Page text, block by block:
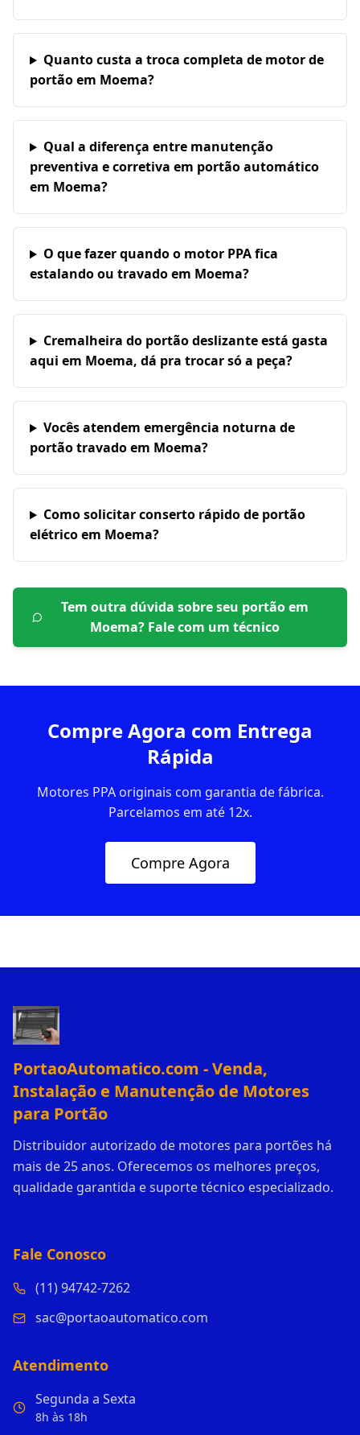
Quanto custa a troca completa de motor de
portão em Moema?
Qual a diferença entre manutenção
preventiva e corretiva em portão automático
em Moema?
O que fazer quando o motor PPA fica
estalando ou travado em Moema?
Cremalheira do portão deslizante está gasta
aqui em Moema, dá pra trocar só a peça?
Vocês atendem emergência noturna de
portão travado em Moema?
Como solicitar conserto rápido de portão
elétrico em Moema?
Tem outra dúvida sobre seu portão em
Moema? Fale com um técnico
Compre Agora com Entrega
Rápida
Motores PPA originais com garantia de fábrica.
Parcelamos em até 12x.
Compre Agora
PortaoAutomatico.com - Venda,
Instalação e Manutenção de Motores
para Portão
Distribuidor autorizado de motores para portões há
mais de 25 anos. Oferecemos os melhores preços,
qualidade garantida e suporte técnico especializado.
Fale Conosco
(11) 94742-7262
sac@portaoautomatico.com
Atendimento
Segunda a Sexta
8h às 18h